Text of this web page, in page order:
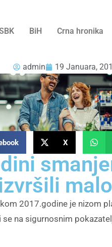
BiH Crna hronika
admin 19 Januara,
X
2017.godine je nizom
na sigurnosnim